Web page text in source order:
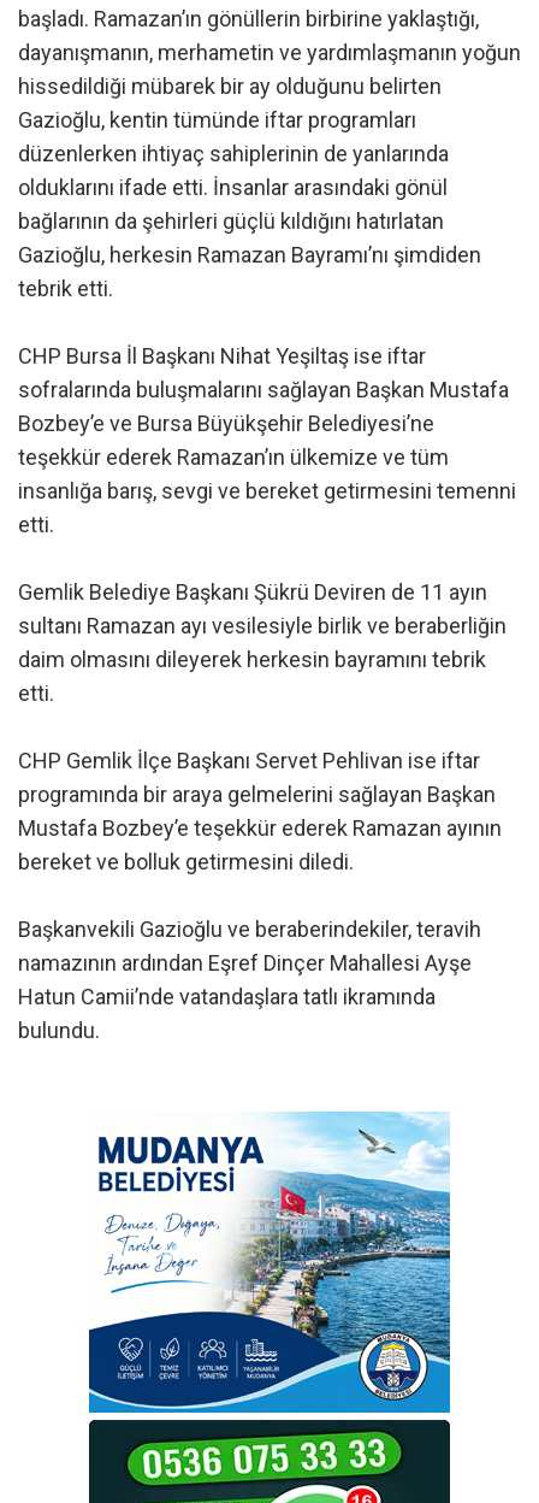
başladı. Ramazan’ın gönüllerin birbirine yaklaştığı,
dayanışmanın, merhametin ve yardımlaşmanın yoğun
hissedildiği mübarek bir ay olduğunu belirten
Gazioğlu, kentin tümünde iftar programları
düzenlerken ihtiyaç sahiplerinin de yanlarında
olduklarını ifade etti. İnsanlar arasındaki gönül
bağlarının da şehirleri güçlü kıldığını hatırlatan
Gazioğlu, herkesin Ramazan Bayramı’nı şimdiden
tebrik etti.
CHP Bursa İl Başkanı Nihat Yeşiltaş ise iftar
sofralarında buluşmalarını sağlayan Başkan Mustafa
Bozbey’e ve Bursa Büyükşehir Belediyesi’ne
teşekkür ederek Ramazan’ın ülkemize ve tüm
insanlığa barış, sevgi ve bereket getirmesini temenni
etti.
Gemlik Belediye Başkanı Şükrü Deviren de 11 ayın
sultanı Ramazan ayı vesilesiyle birlik ve beraberliğin
daim olmasını dileyerek herkesin bayramını tebrik
etti.
CHP Gemlik İlçe Başkanı Servet Pehlivan ise iftar
programında bir araya gelmelerini sağlayan Başkan
Mustafa Bozbey’e teşekkür ederek Ramazan ayının
bereket ve bolluk getirmesini diledi.
Başkanvekili Gazioğlu ve beraberindekiler, teravih
namazının ardından Eşref Dinçer Mahallesi Ayşe
Hatun Camii’nde vatandaşlara tatlı ikramında
bulundu.